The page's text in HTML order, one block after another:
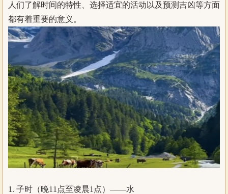
人们了解时间的特性、选择适宜的活动以及预测吉凶等方面
都有着重要的意义。
1. 子时（晚11点至凌晨1点）——水